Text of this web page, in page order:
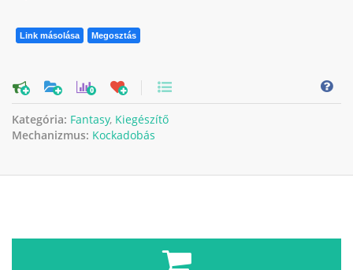
Link másolása Megosztás
0
Kategória: Fantasy, Kiegészítő
Mechanizmus: Kockadobás